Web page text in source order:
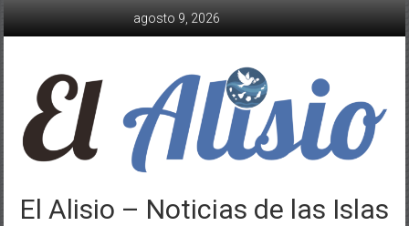
agosto 9, 2026
El Alisio – Noticias de las Islas